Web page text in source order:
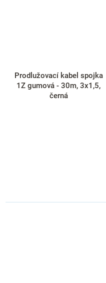
Prodlužovací kabel spojka
1Z gumová - 30m, 3x1,5,
černá